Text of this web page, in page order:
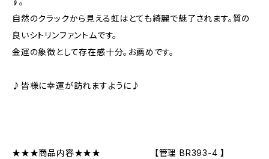
自然のクラックから見える虹はとても綺麗で魅了されます。質の
良いシトリンファントムです。
金運の象徴として存在感十分。お薦めです。
♪皆様に幸運が訪れますように♪
★★★商品内容★★★ 【管理 BR393-4 】